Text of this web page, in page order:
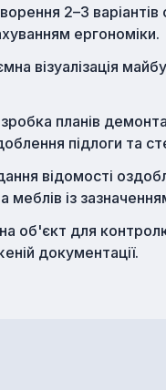
2–3
ергономіки.
візуалізація
планів
підлоги та
відомості
меблів із
на об'єкт для
документації.